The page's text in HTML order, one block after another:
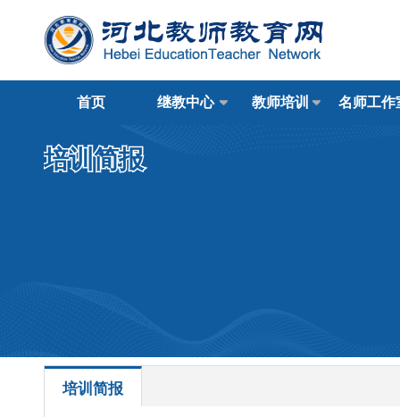
首页 继教中心 教师培训 名师工作
培训简报
培训简报